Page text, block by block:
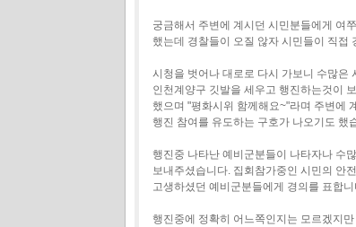
궁금해서 주변에 계시던 시민분들에게 여
했는데 경찰들이 오질 않자 시민들이 직접
시청을 벗어나 대로로 다시 가보니 수많은
인천계양구 깃발을 세우고 행진하는것이
했으며 "평화시위 함께해요~"라며 주변에
행진 참여를 유도하는 구호가 나오기도 했
행진중 나타난 예비군분들이 나타자나 수
보내주셨습니다. 집회참가중인 시민의 안
고생하셨던 예비군분들에게 경의를 표합니
행진중에 정확히 어느쪽인지는 모르겠지